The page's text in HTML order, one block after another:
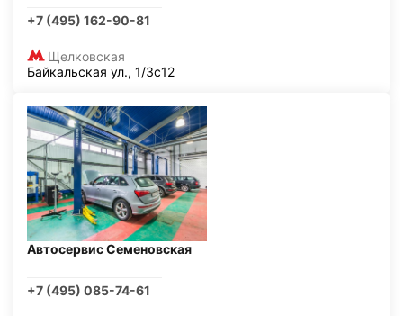
+7 (495) 162-90-81
Щелковская
Байкальская ул., 1/3с12
Автосервис Семеновская
+7 (495) 085-74-61